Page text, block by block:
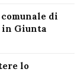
di
in Giunta
lo